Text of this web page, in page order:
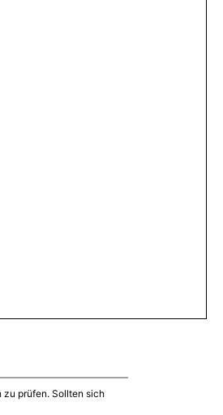
zu prüfen. Sollten sich